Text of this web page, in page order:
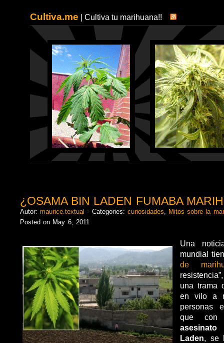
Cultiva.me | Cultiva tu marihuana!!
¿OSAMA BIN LADEN FUMABA
Autor:maurice.textual - Categories: curiosidades
Mitos sobre la
Posted on May 6, 2011
Una
mundial
de
una trama
en vilo a
personas
que
Laden, se